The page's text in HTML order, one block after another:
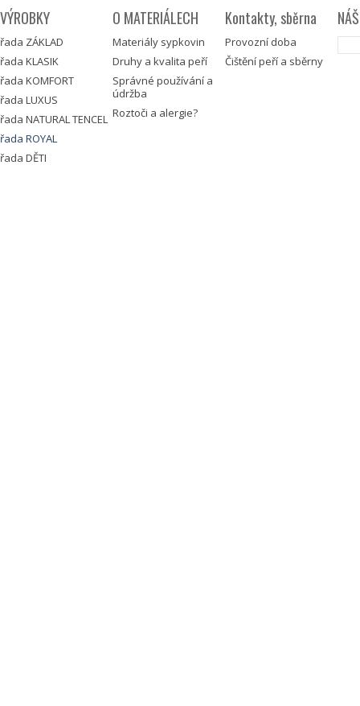
VÝROBKY
řada ZÁKLAD
řada KLASIK
řada KOMFORT
řada LUXUS
řada NATURAL TENCEL
řada ROYAL
řada DĚTI
O MATERIÁLECH
Materiály sypkovin
Druhy a kvalita peří
Správné používání a
údržba
Roztoči a alergie?
Kontakty, sběrna
Provozní doba
Čištění peří a sběrny